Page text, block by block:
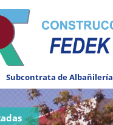
Subcontrata de Albañilería